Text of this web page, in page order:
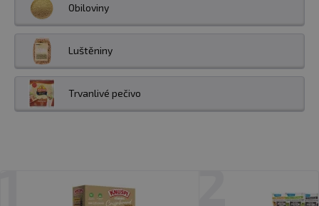
Obiloviny
Luštěniny
Trvanlivé pečivo